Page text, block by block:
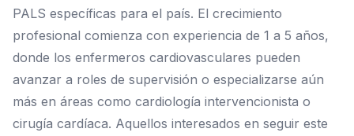
PALS específicas para el país. El crecimiento
profesional comienza con experiencia de 1 a 5 años,
donde los enfermeros cardiovasculares pueden
avanzar a roles de supervisión o especializarse aún
más en áreas como cardiología intervencionista o
cirugía cardíaca. Aquellos interesados en seguir este